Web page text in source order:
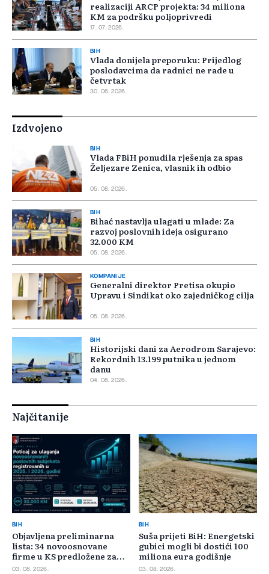
realizaciji ARCP projekta: 34 miliona
KM za podršku poljoprivredi
17. 07. 2026.
BIH
Vlada donijela preporuku: Prijedlog
poslodavcima da radnici ne rade u
četvrtak
30. 06. 2026.
Izdvojeno
BIH
Vlada FBiH ponudila rješenja za spas
Željezare Zenica, vlasnik ih odbio
05. 08. 2026.
BIH
Bihać nastavlja ulagati u mlade: Za
razvoj poslovnih ideja osigurano
32.000 KM
05. 08. 2026.
KOMPANIJE
Generalni direktor Pretisa okupio
Upravu i Sindikat oko zajedničkog cilja
05. 08. 2026.
BIH
Historijski dani za Aerodrom Sarajevo:
Rekordnih 13.199 putnika u jednom
danu
04. 08. 2026.
Najčitanije
BIH
Objavljena preliminarna
lista: 34 novoosnovane
firme u KS predložene za
400.000 KM poticaja
03. 08. 2026.
BIH
Suša prijeti BiH: Energetski
gubici mogli bi dostići 100
miliona eura godišnje
03. 08. 2026.